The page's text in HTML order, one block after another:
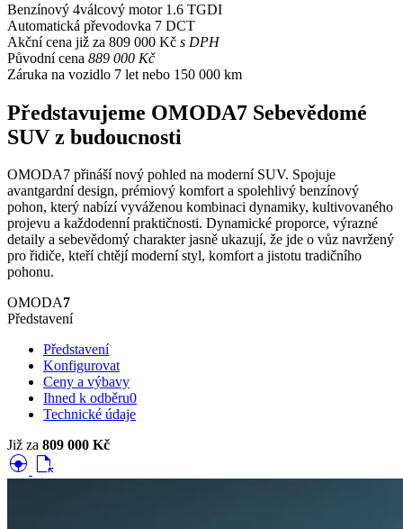
Benzínový 4válcový motor 1.6 TGDI
Automatická převodovka 7 DCT
Akční cena již za 809 000 Kč s DPH
Původní cena 889 000 Kč
Záruka na vozidlo 7 let nebo 150 000 km
Představujeme OMODA7 Sebevědomé
SUV z budoucnosti
OMODA7 přináší nový pohled na moderní SUV. Spojuje
avantgardní design, prémiový komfort a spolehlivý benzínový
pohon, který nabízí vyváženou kombinaci dynamiky, kultivovaného
projevu a každodenní praktičnosti. Dynamické proporce, výrazné
detaily a sebevědomý charakter jasně ukazují, že jde o vůz navržený
pro řidiče, kteří chtějí moderní styl, komfort a jistotu tradičního
pohonu.
OMODA7
Představení
Představení
Konfigurovat
Ceny a výbavy
Ihned k odběru0
Technické údaje
Již za 809 000 Kč
search_hands_free file_open